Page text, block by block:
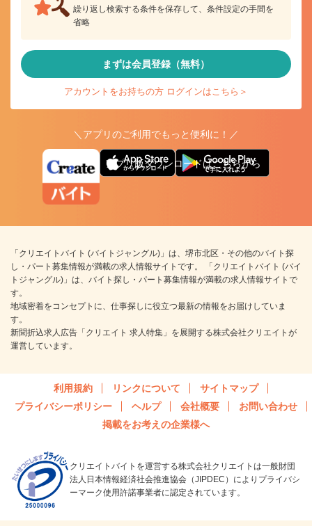
繰り返し検索する条件を保存して、条件設定の手間を
省略
まずは会員登録（無料）
アカウントをお持ちの方 ログインはこちら＞
＼アプリのご利用でもっと便利に！／
アプリ版ダウンロードはこちらから
「クリエイトバイト (バイトジャングル)」は、堺市北区・その他のバイト探
し・パート募集情報が満載の求人情報サイトです。 「クリエイトバイト (バイ
トジャングル)」は、バイト探し・パート募集情報が満載の求人情報サイトで
す。
地域密着をコンセプトに、仕事探しに役立つ最新の情報をお届けしていま
す。
新聞折込求人広告「クリエイト 求人特集」を展開する株式会社クリエイトが
運営しています。
利用規約 リンクについて
サイトマップ
プライバシーポリシー
ヘルプ 会社概要
お問い合わせ
掲載をお考えの企業様へ
クリエイトバイトを運営する株式会社クリエイトは一般財団
法人日本情報経済社会推進協会（JIPDEC）によりプライバシ
ーマーク使用許諾事業者に認定されています。